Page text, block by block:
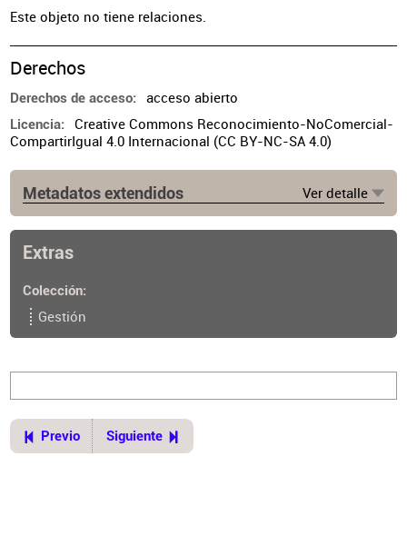
Este objeto no tiene relaciones.
Derechos
Derechos de acceso acceso abierto
Licencia
Creative Commons Reconocimiento-NoComercial-
CompartirIgual 4.0 Internacional (CC BY-NC-SA 4.0)
Metadatos extendidos Ver detalle
https://cpau.org/nota/33314
Extras
Colección
Gestión
Previo Siguiente